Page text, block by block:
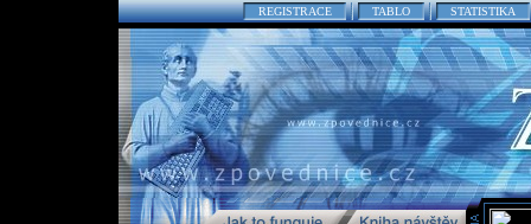
REGISTRACE TABLO STATISTIKA